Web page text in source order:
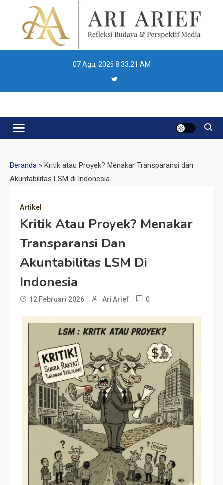
content
07 Agu, 2026 8:33:22 AM
Ari Arief
Beranda » Kritik atau Proyek? Menakar Transparansi dan
Akuntabilitas LSM di Indonesia
Artikel
Kritik Atau Proyek? Menakar
Transparansi Dan
Akuntabilitas LSM Di
Indonesia
12 Februari 2026 Ari Arief 0